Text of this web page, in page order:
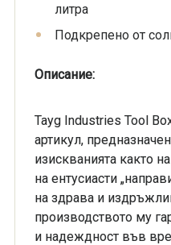
литра
Подкрепено от
Описание:
Tayg Industries Tool
артикул,
изискванията както
на ентусиасти
на здрава и
производството му
и надеждност във